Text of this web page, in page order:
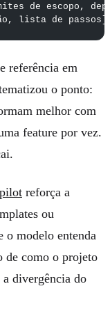
de escopo,
lista de passos]
referência em
o ponto:
melhor com
feature por vez.
reforça a
ou
o modelo entenda
de como o projeto
divergência do